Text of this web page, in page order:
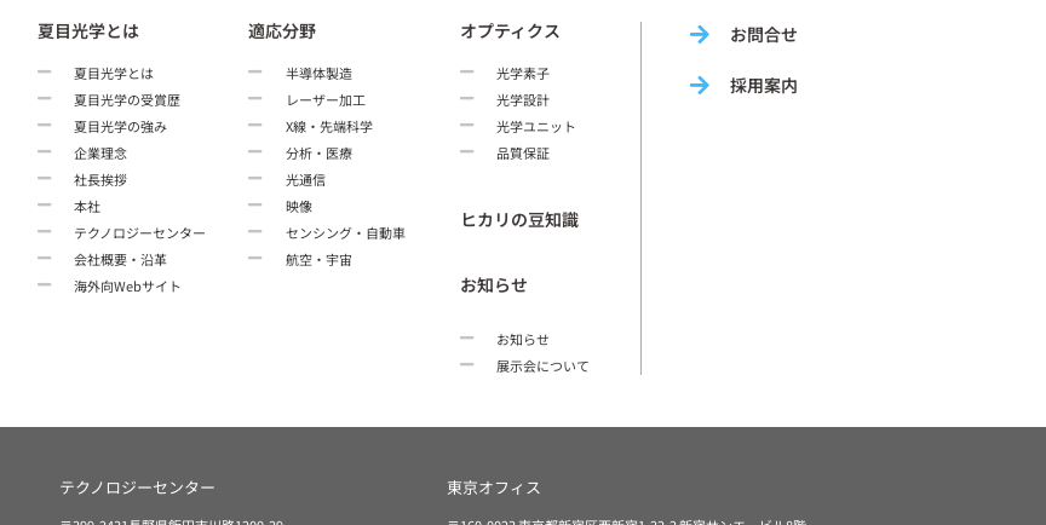
夏目光学とは
夏目光学とは
夏目光学の受賞歴
夏目光学の強み
企業理念
社長挨拶
本社
テクノロジーセンター
会社概要・沿革
海外向Webサイト
適応分野
半導体製造
レーザー加工
X線・先端科学
分析・医療
光通信
映像
センシング・自動車
航空・宇宙
オプティクス
光学素子
光学設計
光学ユニット
品質保証
ヒカリの豆知識
お知らせ
お知らせ
展示会について
お問合せ
採用案内
テクノロジーセンター 東京オフィス